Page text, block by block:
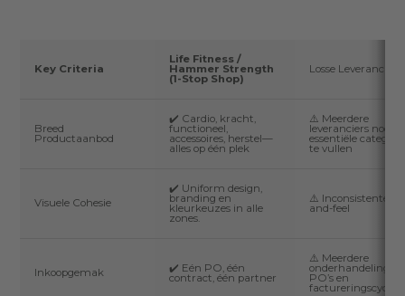
Key Criteria
Life Fitness /
Hammer Strength
(1-Stop Shop)
Losse Leveranciers
Breed
Productaanbod
✔️ Cardio, kracht,
functioneel,
accessoires, herstel—
alles op één plek
⚠️ Meerdere
leveranciers nodig
essentiële
te vullen
Visuele Cohesie
✔️ Uniform design,
branding en
kleurkeuzes in alle
zones.
⚠️ Inconsistente
and-feel
Inkoopgemak ✔️ Eén PO, één
contract, één partner
⚠️ Meerdere
onderhandelingen,
PO’s en
factureringscycli